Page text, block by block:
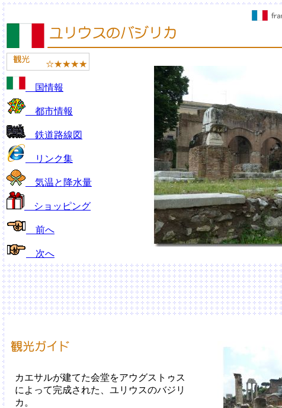
国情報
都市情報
鉄道路線図
リンク集
気温と降水量
ショッピング
前へ
次へ
カエサルが建てた会堂をアウグストゥス
によって完成された、ユリウスのバジリ
カ。